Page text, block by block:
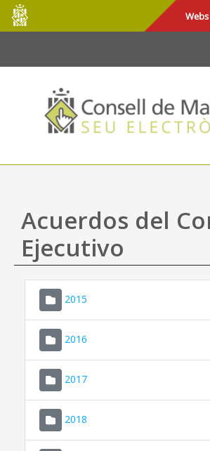
Saltar al contenido principal
Consell
de
Mallorca
Acuerdos del
Ejecutivo
2015
2016
2017
2018